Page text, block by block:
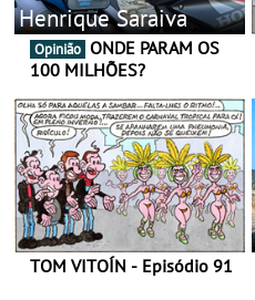
Henrique Saraiva
Opinião
100 MILHÕES?
TOM VITOÍN - Episódio 91